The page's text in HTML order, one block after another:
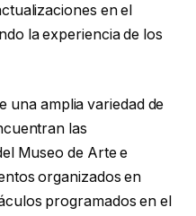
en el
la experiencia de los
una amplia variedad de
las
Museo de Arte e
organizados en
programados en el